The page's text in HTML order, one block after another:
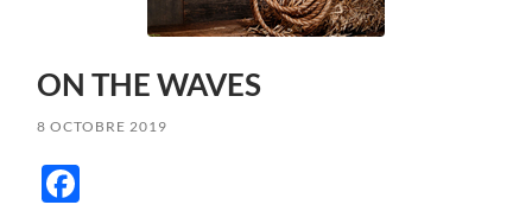
ON THE WAVES
8 OCTOBRE 2019